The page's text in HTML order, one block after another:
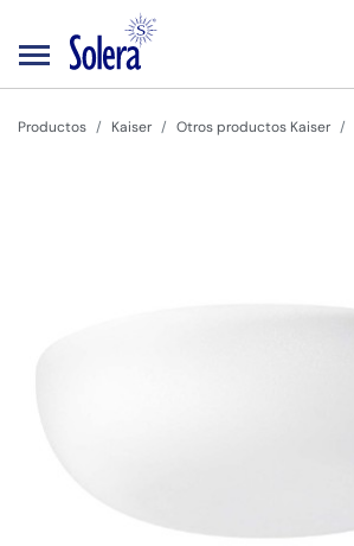
Productos Kaiser Otros productos Kaiser